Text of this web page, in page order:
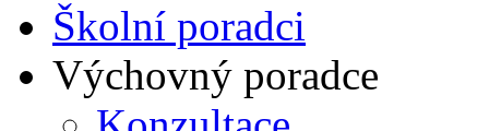
Školní poradci
Výchovný poradce